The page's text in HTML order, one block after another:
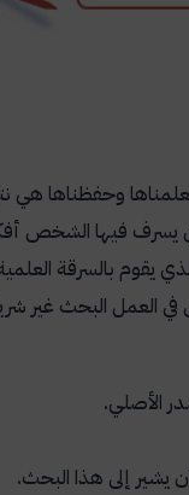
وحفظناها هي
يسرف فيها الشخص
يقوم بالسرقة
العمل البحث غير
الأصلي.
يشير إلى هذا البحث.